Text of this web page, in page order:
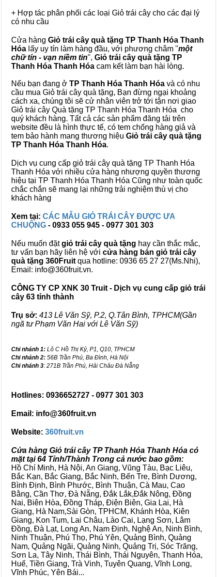
+ Hợp tác phân phối các loại Giỏ trái cây cho các đại lý
có nhu cầu
Cửa hàng Giỏ trái cây quà tặng TP Thanh Hóa Thanh
Hóa lấy uy tín làm hàng đầu, với phương châm "một
chữ tín - vạn niềm tin", Giỏ trái cây quà tặng TP
Thanh Hóa Thanh Hóa cam kết làm bạn hài lòng.
Nếu bạn đang ở TP Thanh Hóa Thanh Hóa và có nhu
cầu mua Giỏ trái cây quà tặng, Bạn đừng ngại khoảng
cách xa, chúng tôi sẽ cử nhân viên trở tới tận nơi giao
Giỏ trái cây Quà tặng TP Thanh Hóa Thanh Hóa cho
quý khách hàng. Tất cả các sản phẩm đăng tải trên
website đều là hình thực tế, có tem chống hàng giả và
tem bảo hành mang thương hiệu Giỏ trái cây quà tặng
TP Thanh Hóa Thanh Hóa.
Dịch vụ cung cấp giỏ trái cây quà tặng TP Thanh Hóa
Thanh Hóa với nhiều cửa hàng nhượng quyền thương
hiệu tại TP Thanh Hóa Thanh Hóa Cũng như toàn quốc
chắc chắn sẽ mang lại những trải nghiệm thù vị cho
khách hàng
Xem tại: CÁC MẪU GIỎ TRÁI CÂY ĐƯỢC ƯA
CHUỘNG - 0933 055 945 - 0977 301 303
Nếu muốn đặtgiỏ trái cây quà tặng hay cần thắc mắc,
tư vấn bạn hãy liên hệ với cửa hàng bán giỏ trái cây
quà tặng 360Fruit qua hotline: 0936 65 27 27(Ms.Nhi),
Email: info@360fruit.vn.
CÔNG TY CP XNK 30 Truit - Dịch vụ cung cấp giỏ trái
cây 63 tỉnh thành
Trụ sở: 413 Lê Văn Sỹ, P.2, Q.Tân Bình, TPHCM(Gần
ngã tư Phạm Văn Hai với Lê Văn Sỹ)
Chi nhánh 1: Lô C Hồ Thị Kỷ, P1, Q10, TPHCM
Chi nhánh 2: 56B Trần Phú, Ba Đình, Hà Nội
Chi nhánh 3: 271B Trần Phú, Hải Châu Đà Nẵng
Hotlines: 0936652727 - 0977 301 303
Email: info@360fruit.vn
Website: 360fruit.vn
Cửa hàng Giỏ trái cây TP Thanh Hóa Thanh Hóa có
mặt tại 64 Tỉnh/Thành Trong cả nước bao gồm:
Hồ Chí Minh, Hà Nội, An Giang, Vũng Tàu, Bạc Liêu,
Bắc Kạn, Bắc Giang, Bắc Ninh, Bến Tre, Bình Dương,
Bình Định, Bình Phước, Bình Thuận, Cà Mau, Cao
Bằng, Cần Thơ, Đà Nẵng, Đắk Lắk,Đắk Nông, Đồng
Nai, Biên Hòa, Đồng Tháp, Điện Biên, Gia Lai, Hà
Giang, Hà Nam,Sài Gòn, TPHCM, Khánh Hòa, Kiên
Giang, Kon Tum, Lai Châu, Lào Cai, Lạng Sơn, Lâm
Đồng, Đà Lạt, Long An, Nam Định, Nghệ An, Ninh Bình,
Ninh Thuận, Phú Thọ, Phú Yên, Quảng Bình, Quảng
Nam, Quảng Ngãi, Quảng Ninh, Quảng Trị, Sóc Trăng,
Sơn La, Tây Ninh, Thái Bình, Thái Nguyên, Thanh Hóa,
Huế, Tiền Giang, Trà Vinh, Tuyên Quang, Vĩnh Long,
Vĩnh Phúc, Yên Bái...